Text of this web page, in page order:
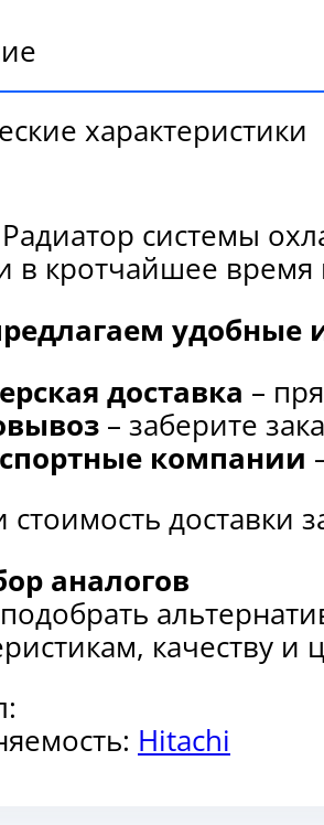
характеристики
системы
в кротчайшее
удобные
доставка –
– заберите
компании
стоимость доставки
аналогов
качеству
Hitachi